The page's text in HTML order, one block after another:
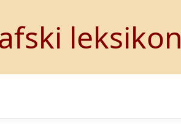
leksikon